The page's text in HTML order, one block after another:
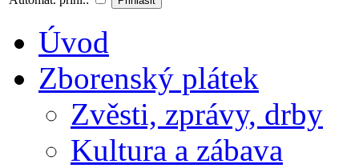
Úvod
Zborenský plátek
Zvěsti, zprávy, drby
Kultura a zábava